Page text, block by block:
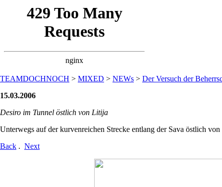
TEAMDOCHNOCH > MIXED > NEWs > Der Versuch der
15.03.2006
Desiro im Tunnel östlich von Litija
Unterwegs auf der kurvenreichen Strecke entlang der Sava östlich
Back . Next